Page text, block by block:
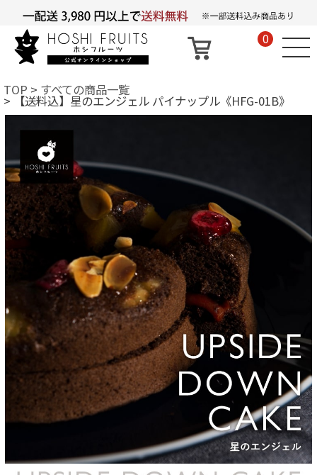
0
TOP すべての商品一覧
【送料込】星のエンジェル パイナップル《HFG-01B》